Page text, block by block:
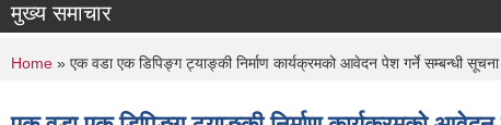
मुख्य समाचार
You are here
Home » एक वडा एक डिपिङ्ग ट्याङ्की निर्माण कार्यक्रमको आवेदन पेश गर्ने सम्बन्धी